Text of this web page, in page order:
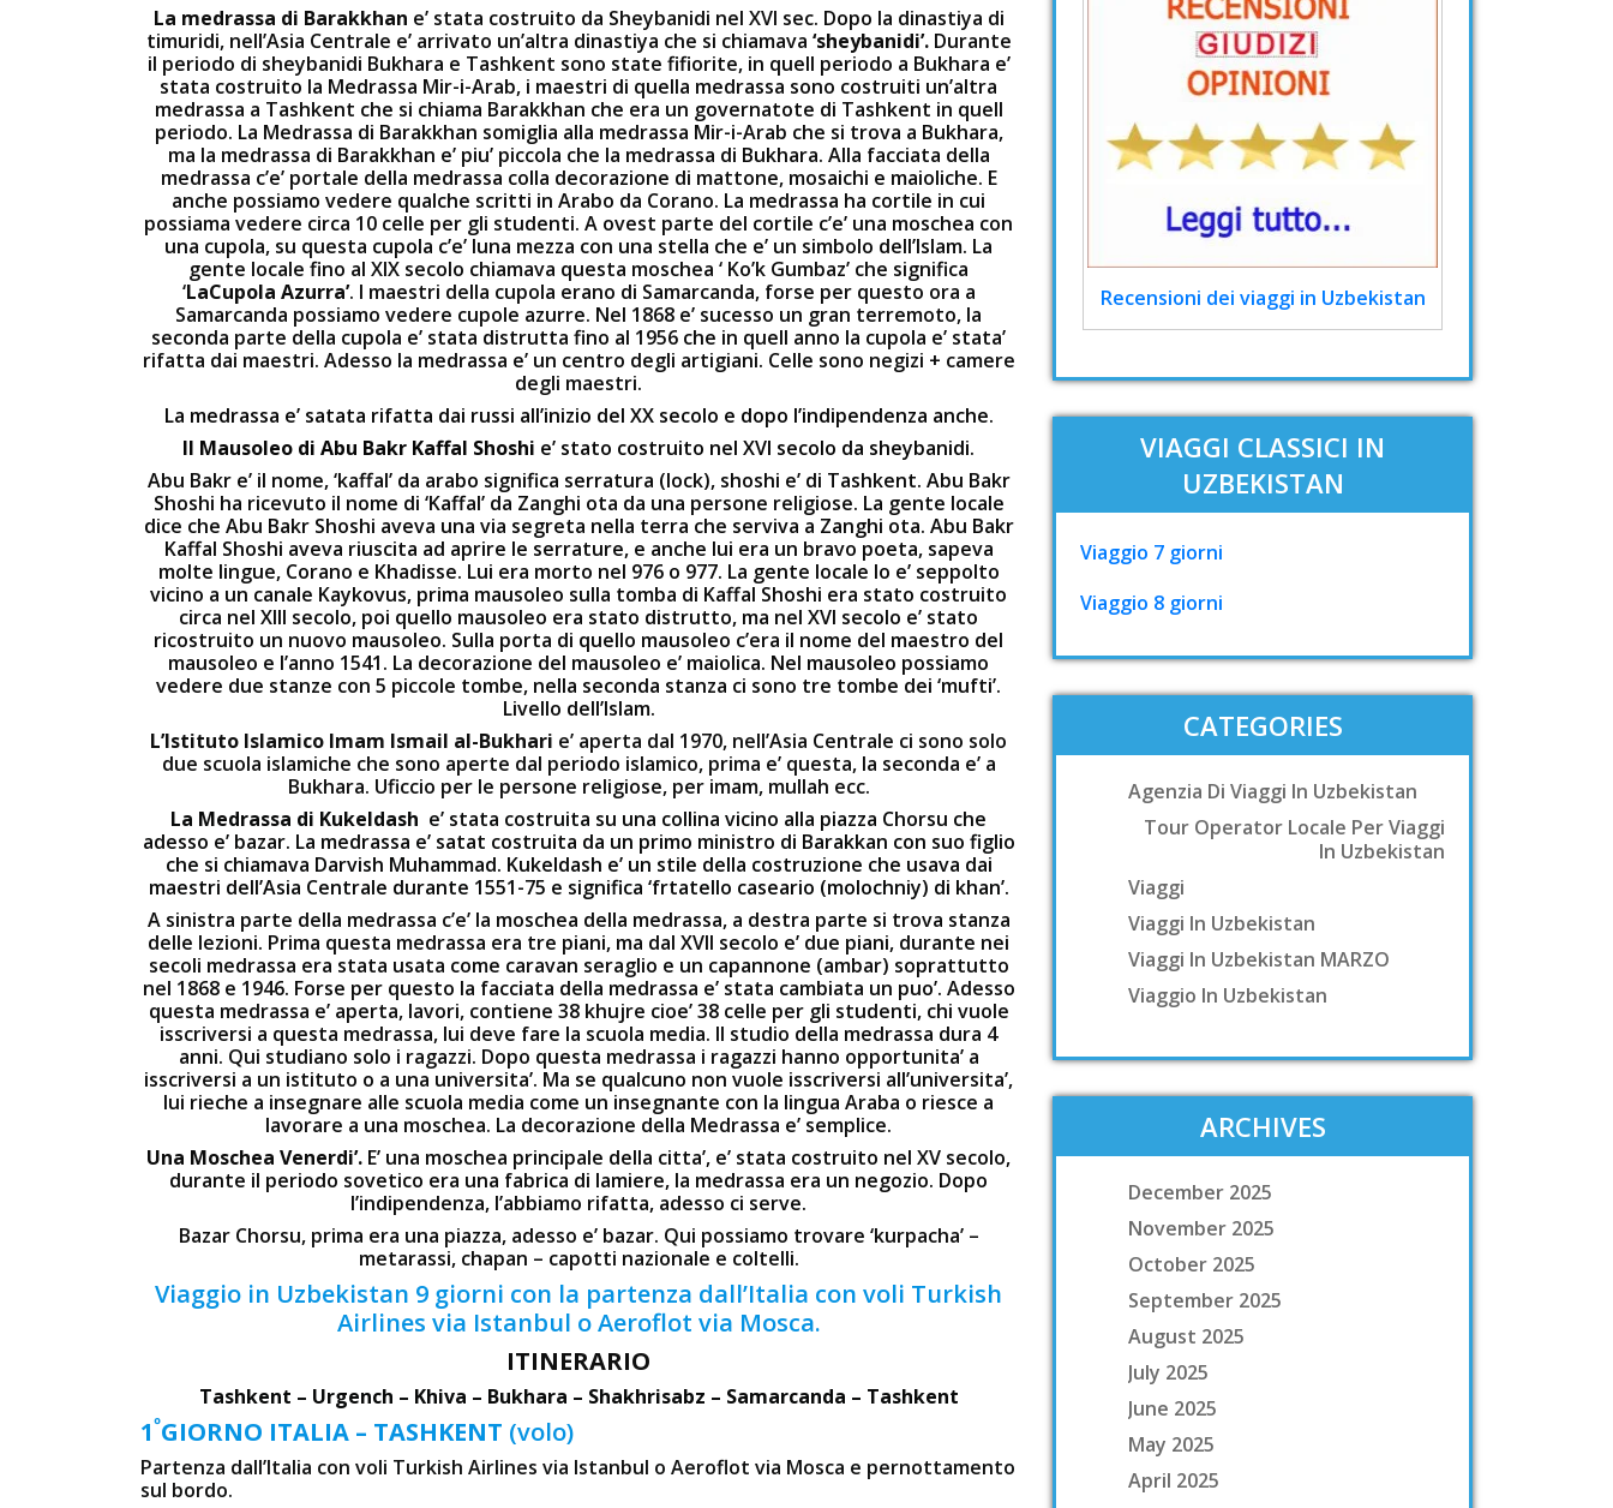
La medrassa di Barakkhan e’ stata costruito da Sheybanidi nel XVI sec. Dopo la dinastiya di
timuridi, nell’Asia Centrale e’ arrivato un’altra dinastiya che si chiamava ‘sheybanidi’. Durante
il periodo di sheybanidi Bukhara e Tashkent sono state fifiorite, in quell periodo a Bukhara e’
stata costruito la Medrassa Mir-i-Arab, i maestri di quella medrassa sono costruiti un’altra
medrassa a Tashkent che si chiama Barakkhan che era un governatote di Tashkent in quell
periodo. La Medrassa di Barakkhan somiglia alla medrassa Mir-i-Arab che si trova a Bukhara,
ma la medrassa di Barakkhan e’ piu’ piccola che la medrassa di Bukhara. Alla facciata della
medrassa c’e’ portale della medrassa colla decorazione di mattone, mosaichi e maioliche. E
anche possiamo vedere qualche scritti in Arabo da Corano. La medrassa ha cortile in cui
possiama vedere circa 10 celle per gli studenti. A ovest parte del cortile c’e’ una moschea con
una cupola, su questa cupola c’e’ luna mezza con una stella che e’ un simbolo dell’Islam. La
gente locale fino al XIX secolo chiamava questa moschea ‘ Ko’k Gumbaz’ che significa
‘LaCupola Azurra’. I maestri della cupola erano di Samarcanda, forse per questo ora a
Samarcanda possiamo vedere cupole azurre. Nel 1868 e’ sucesso un gran terremoto, la
seconda parte della cupola e’ stata distrutta fino al 1956 che in quell anno la cupola e’ stata’
rifatta dai maestri. Adesso la medrassa e’ un centro degli artigiani. Celle sono negizi + camere
degli maestri.
La medrassa e’ satata rifatta dai russi all’inizio del XX secolo e dopo l’indipendenza anche.
Il Mausoleo di Abu Bakr Kaffal Shoshi e’ stato costruito nel XVI secolo da sheybanidi.
Abu Bakr e’ il nome, ‘kaffal’ da arabo significa serratura (lock), shoshi e’ di Tashkent. Abu Bakr
Shoshi ha ricevuto il nome di ‘Kaffal’ da Zanghi ota da una persone religiose. La gente locale
dice che Abu Bakr Shoshi aveva una via segreta nella terra che serviva a Zanghi ota. Abu Bakr
Kaffal Shoshi aveva riuscita ad aprire le serrature, e anche lui era un bravo poeta, sapeva
molte lingue, Corano e Khadisse. Lui era morto nel 976 o 977. La gente locale lo e’ seppolto
vicino a un canale Kaykovus, prima mausoleo sulla tomba di Kaffal Shoshi era stato costruito
circa nel XIII secolo, poi quello mausoleo era stato distrutto, ma nel XVI secolo e’ stato
ricostruito un nuovo mausoleo. Sulla porta di quello mausoleo c’era il nome del maestro del
mausoleo e l’anno 1541. La decorazione del mausoleo e’ maiolica. Nel mausoleo possiamo
vedere due stanze con 5 piccole tombe, nella seconda stanza ci sono tre tombe dei ‘mufti’.
Livello dell’Islam.
L’Istituto Islamico Imam Ismail al-Bukhari e’ aperta dal 1970, nell’Asia Centrale ci sono solo
due scuola islamiche che sono aperte dal periodo islamico, prima e’ questa, la seconda e’ a
Bukhara. Uficcio per le persone religiose, per imam, mullah ecc.
La Medrassa di Kukeldash e’ stata costruita su una collina vicino alla piazza Chorsu che
adesso e’ bazar. La medrassa e’ satat costruita da un primo ministro di Barakkan con suo figlio
che si chiamava Darvish Muhammad. Kukeldash e’ un stile della costruzione che usava dai
maestri dell’Asia Centrale durante 1551-75 e significa ‘frtatello caseario (molochniy) di khan’.
A sinistra parte della medrassa c’e’ la moschea della medrassa, a destra parte si trova stanza
delle lezioni. Prima questa medrassa era tre piani, ma dal XVII secolo e’ due piani, durante nei
secoli medrassa era stata usata come caravan seraglio e un capannone (ambar) soprattutto
nel 1868 e 1946. Forse per questo la facciata della medrassa e’ stata cambiata un puo’. Adesso
questa medrassa e’ aperta, lavori, contiene 38 khujre cioe’ 38 celle per gli studenti, chi vuole
isscriversi a questa medrassa, lui deve fare la scuola media. Il studio della medrassa dura 4
anni. Qui studiano solo i ragazzi. Dopo questa medrassa i ragazzi hanno opportunita’ a
isscriversi a un istituto o a una universita’. Ma se qualcuno non vuole isscriversi all’universita’,
lui rieche a insegnare alle scuola media come un insegnante con la lingua Araba o riesce a
lavorare a una moschea. La decorazione della Medrassa e’ semplice.
Una Moschea Venerdi’. E’ una moschea principale della citta’, e’ stata costruito nel XV secolo,
durante il periodo sovetico era una fabrica di lamiere, la medrassa era un negozio. Dopo
l’indipendenza, l’abbiamo rifatta, adesso ci serve.
Bazar Chorsu, prima era una piazza, adesso e’ bazar. Qui possiamo trovare ‘kurpacha’ –
metarassi, chapan – capotti nazionale e coltelli.
Viaggio in Uzbekistan 9 giorni con la partenza dall’Italia con voli Turkish
Airlines via Istanbul o Aeroflot via Mosca.
ITINERARIO
Tashkent – Urgench – Khiva – Bukhara – Shakhrisabz – Samarcanda – Tashkent
1ºGIORNO ITALIA – TASHKENT (volo)
Partenza dall’Italia con voli Turkish Airlines via Istanbul o Aeroflot via Mosca e pernottamento
sul bordo.
Recensioni dei viaggi in Uzbekistan
VIAGGI CLASSICI IN
UZBEKISTAN
Viaggio 7 giorni
Viaggio 8 giorni
CATEGORIES
Agenzia Di Viaggi In Uzbekistan
Tour Operator Locale Per Viaggi
In Uzbekistan
Viaggi
Viaggi In Uzbekistan
Viaggi In Uzbekistan MARZO
Viaggio In Uzbekistan
ARCHIVES
December 2025
November 2025
October 2025
September 2025
August 2025
July 2025
June 2025
May 2025
April 2025